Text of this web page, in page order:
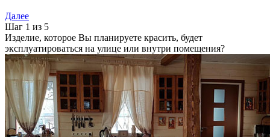
Далее
Шаг 1 из 5
Изделие, которое Вы планируете красить, будет
эксплуатироваться на улице или внутри помещения?